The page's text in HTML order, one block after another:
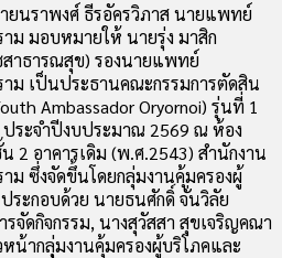
ยนราพงศ์ ธีรอัครวิภาส นายแพทย์
ม มอบหมายให้ นายรุ่ง มาสิก
สาธารณสุข) รองนายแพทย์
ม เป็นประธานคณะกรรมการตัดสิน
Ambassador Oryornoi) รุ่นที่ 1
ระจำปีงบประมาณ 2569 ณ ห้อง
2 อาคารเดิม (พ.ศ.2543) สำนักงาน
ม ซึ่งจัดขึ้นโดยกลุ่มงานคุ้มครองผู้
ระกอบด้วย นายธนศักดิ์ จั่นวิลัย
จัดกิจกรรม, นางสุวัสสา สุขเจริญคณา
น้ากลุ่มงานคุ้มครองผู้บริโภคและ